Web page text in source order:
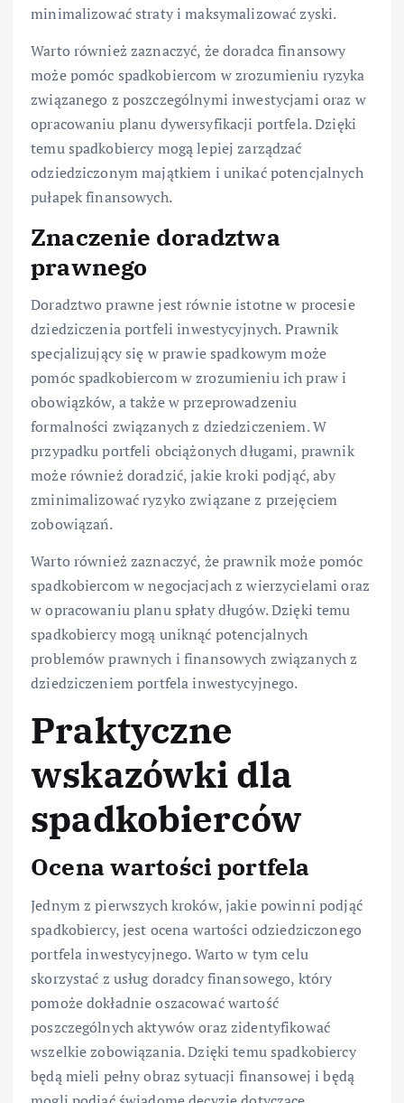
minimalizować straty i maksymalizować zyski.
Warto również zaznaczyć, że doradca finansowy
może pomóc spadkobiercom w zrozumieniu ryzyka
związanego z poszczególnymi inwestycjami oraz w
opracowaniu planu dywersyfikacji portfela. Dzięki
temu spadkobiercy mogą lepiej zarządzać
odziedziczonym majątkiem i unikać potencjalnych
pułapek finansowych.
Znaczenie doradztwa
prawnego
Doradztwo prawne jest równie istotne w procesie
dziedziczenia portfeli inwestycyjnych. Prawnik
specjalizujący się w prawie spadkowym może
pomóc spadkobiercom w zrozumieniu ich praw i
obowiązków, a także w przeprowadzeniu
formalności związanych z dziedziczeniem. W
przypadku portfeli obciążonych długami, prawnik
może również doradzić, jakie kroki podjąć, aby
zminimalizować ryzyko związane z przejęciem
zobowiązań.
Warto również zaznaczyć, że prawnik może pomóc
spadkobiercom w negocjacjach z wierzycielami oraz
w opracowaniu planu spłaty długów. Dzięki temu
spadkobiercy mogą uniknąć potencjalnych
problemów prawnych i finansowych związanych z
dziedziczeniem portfela inwestycyjnego.
Praktyczne
wskazówki dla
spadkobierców
Ocena wartości portfela
Jednym z pierwszych kroków, jakie powinni podjąć
spadkobiercy, jest ocena wartości odziedziczonego
portfela inwestycyjnego. Warto w tym celu
skorzystać z usług doradcy finansowego, który
pomoże dokładnie oszacować wartość
poszczególnych aktywów oraz zidentyfikować
wszelkie zobowiązania. Dzięki temu spadkobiercy
będą mieli pełny obraz sytuacji finansowej i będą